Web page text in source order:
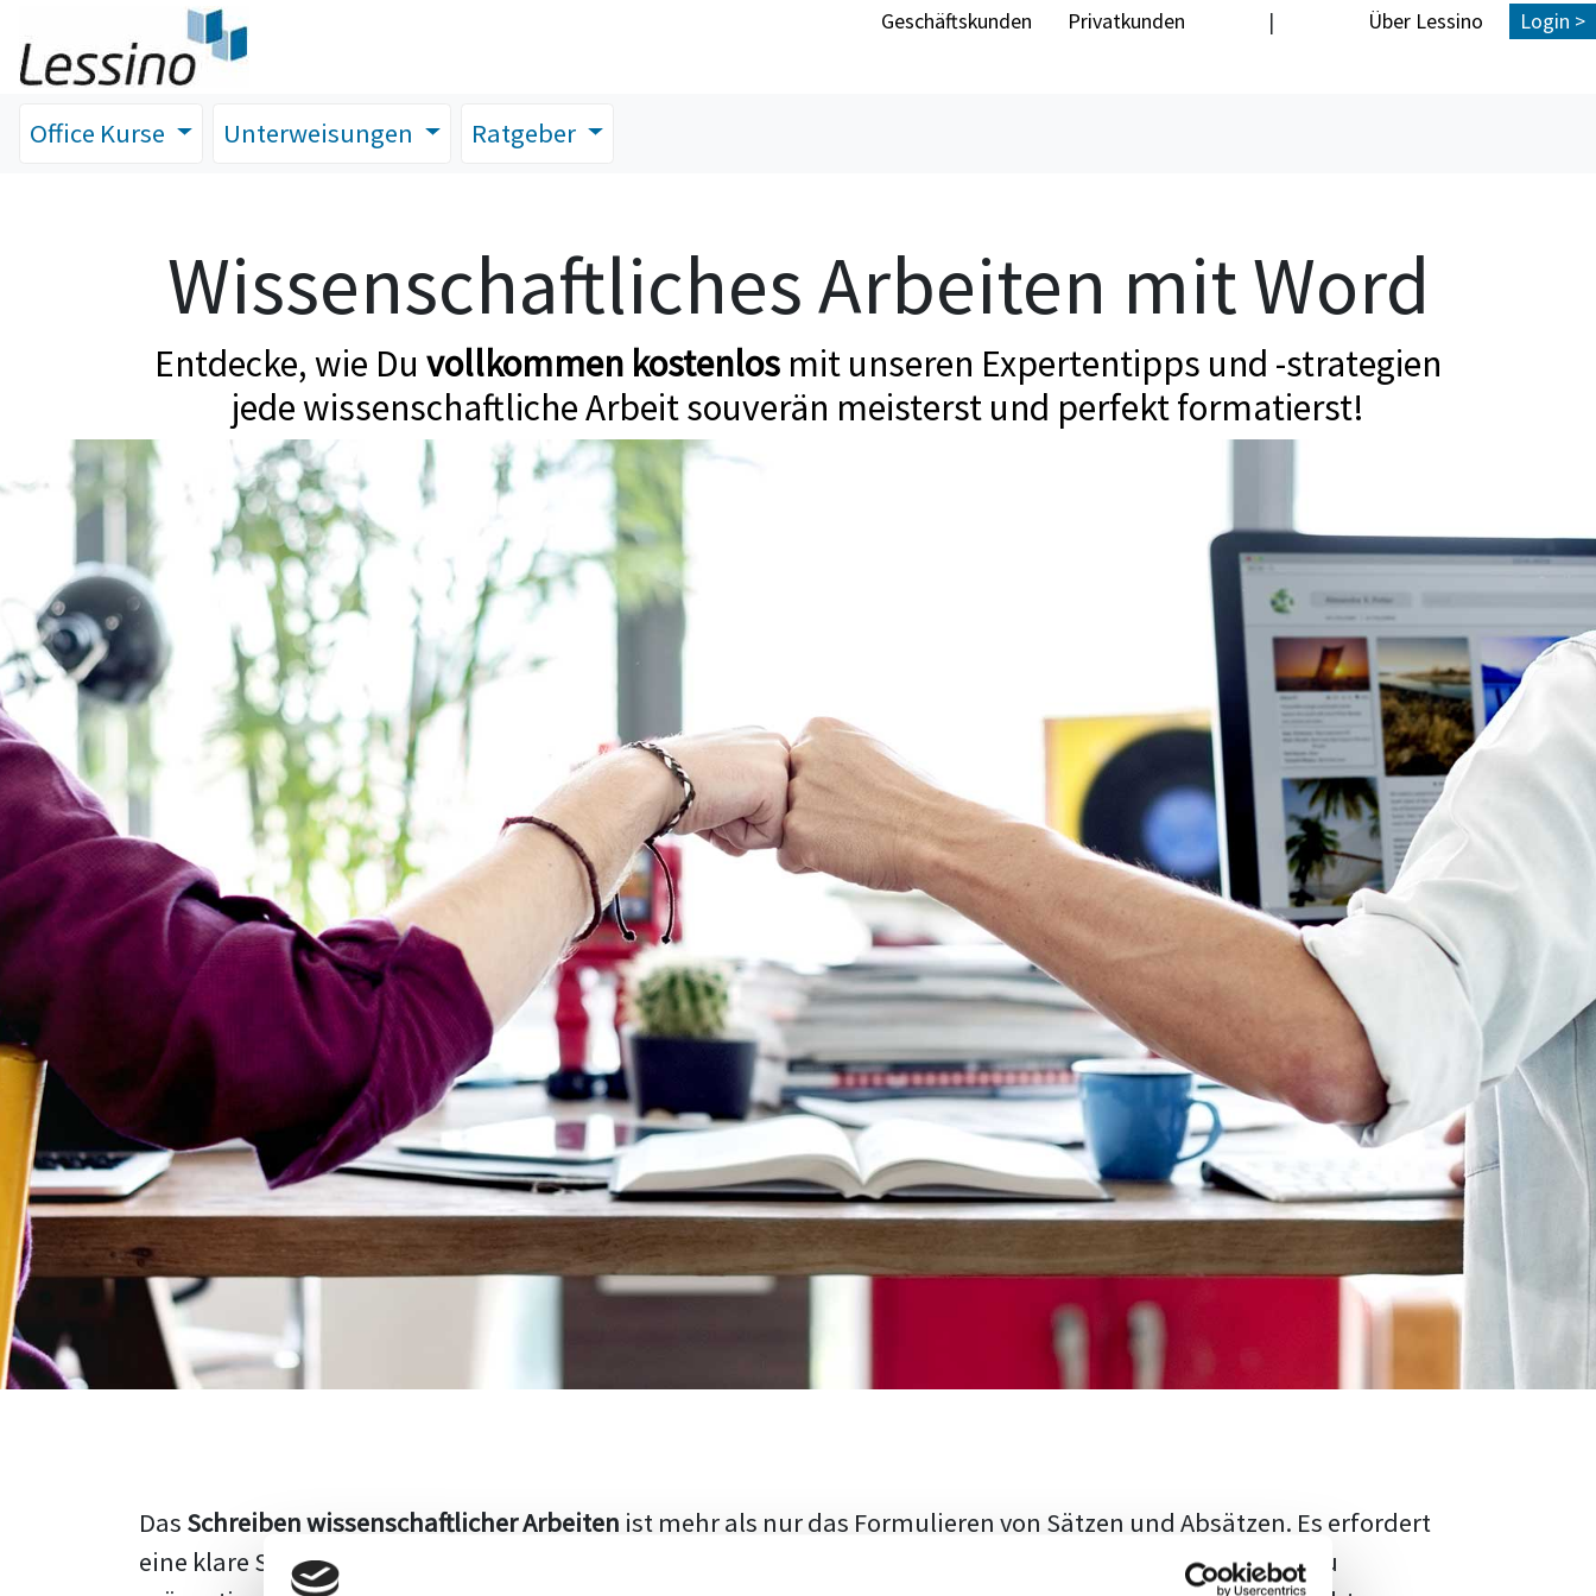
Geschäftskunden Privatkunden | Über Lessino Login >
Office Kurse Unterweisungen Ratgeber
Wissenschaftliches Arbeiten mit Word
Entdecke, wie Du vollkommen kostenlos mit unseren Expertentipps und -strategien
jede wissenschaftliche Arbeit souverän meisterst und perfekt formatierst!
Das Schreiben wissenschaftlicher Arbeiten ist mehr als nur das Formulieren von Sätzen und Absätzen. Es erfordert
eine klare Struktur, einen logischen Aufbau und die Fähigkeit, den aktuellen Forschungsstand adäquat zu